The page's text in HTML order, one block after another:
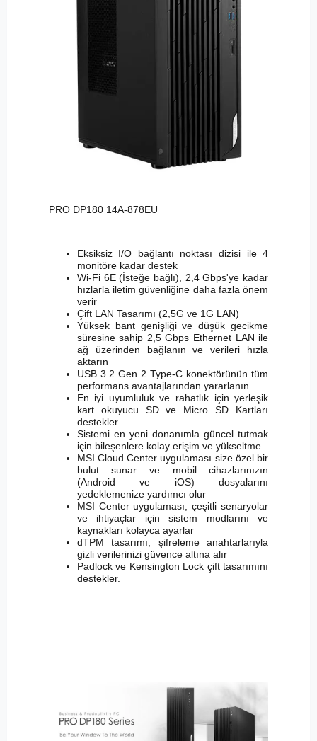
PRO DP180 14A-878EU
Eksiksiz I/O bağlantı noktası dizisi ile 4
monitöre kadar destek
Wi-Fi 6E (İsteğe bağlı), 2,4 Gbps'ye kadar
hızlarla iletim güvenliğine daha fazla önem
verir
Çift LAN Tasarımı (2,5G ve 1G LAN)
Yüksek bant genişliği ve düşük gecikme
süresine sahip 2,5 Gbps Ethernet LAN ile
ağ üzerinden bağlanın ve verileri hızla
aktarın
USB 3.2 Gen 2 Type-C konektörünün tüm
performans avantajlarından yararlanın.
En iyi uyumluluk ve rahatlık için yerleşik
kart okuyucu SD ve Micro SD Kartları
destekler
Sistemi en yeni donanımla güncel tutmak
için bileşenlere kolay erişim ve yükseltme
MSI Cloud Center uygulaması size özel bir
bulut sunar ve mobil cihazlarınızın
(Android ve iOS) dosyalarını
yedeklemenize yardımcı olur
MSI Center uygulaması, çeşitli senaryolar
ve ihtiyaçlar için sistem modlarını ve
kaynakları kolayca ayarlar
dTPM tasarımı, şifreleme anahtarlarıyla
gizli verilerinizi güvence altına alır
Padlock ve Kensington Lock çift tasarımını
destekler.